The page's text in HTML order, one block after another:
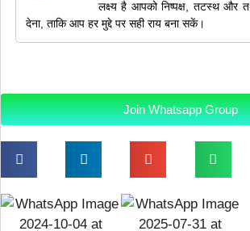
लक्ष्य है आपको निष्पक्ष, तटस्थ और
देना, ताकि आप हर मुद्दे पर सही राय बना सकें।
Join Whatsapp Group